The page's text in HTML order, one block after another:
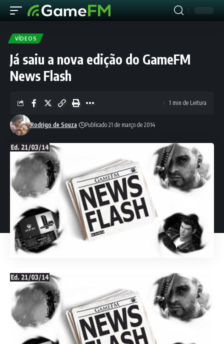
VÍDEOS
Já saiu a nova edição do GameFM
News Flash
Rodrigo de Souza Publicado 21 de março de 2014
1 min de Leitura